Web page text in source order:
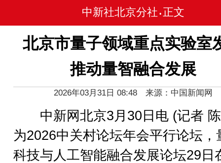
中新社北京分社 • 正文
北京市量子领域重点实验室
推动量智融合发展
2026年03月31日 08:48 来源：中国新闻网
中新网北京3月30日电 (记者
为2026中关村论坛年会平行论坛，
科技与人工智能融合发展论坛29日